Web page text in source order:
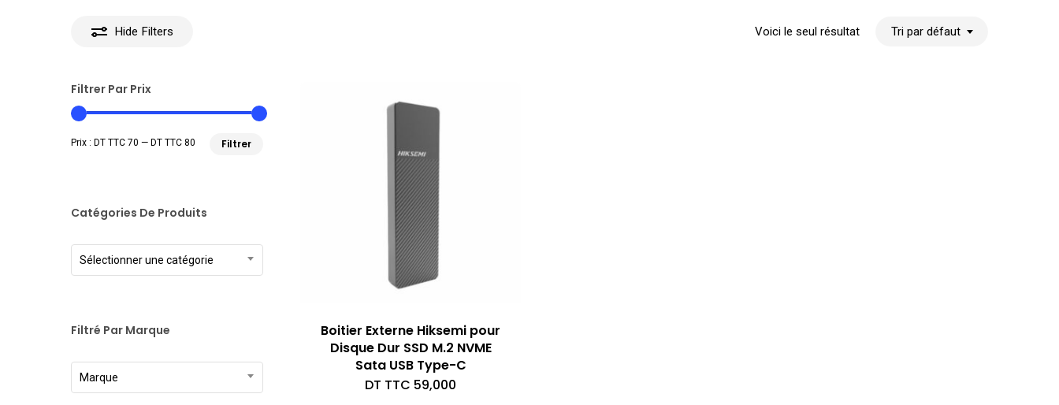
Hide Filters Voici le seul résultat Tri par défaut
Filtrer Par Prix
Filtrer
Prix : DT TTC 70 — DT TTC 80
Catégories De Produits
Sélectionner une catégorie
Filtré Par Marque
Marque
Boitier Externe Hiksemi pour
Disque Dur SSD M.2 NVME
Sata USB Type-C
DT TTC 59,000